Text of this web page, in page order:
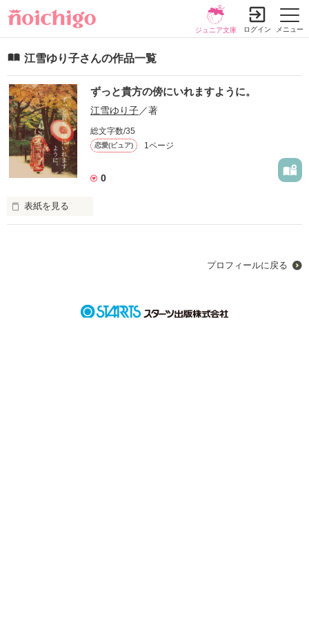
メニュー
ジュニア文庫 ログイン
江雪ゆり子さんの作品一覧
ずっと貴方の傍にいれますように。
江雪ゆり子／著
総文字数/35
恋愛(ピュア) 1ページ
0
表紙を見る
プロフィールに戻る